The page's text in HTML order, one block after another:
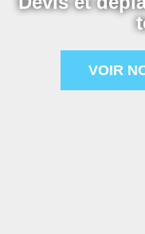
VOIR